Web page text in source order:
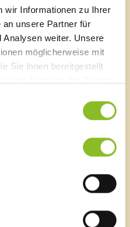
wir Informationen zu Ihrer
an unsere Partner für
Analysen weiter. Unsere
möglicherweise mit
Sie ihnen bereitgestellt